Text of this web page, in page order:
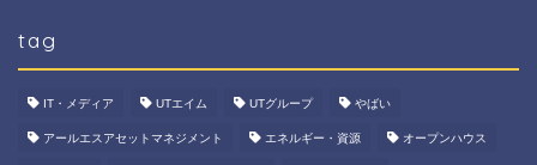
tag
IT・メディア UTエイム UTグループ やばい
アールエスアセットマネジメント エネルギー・資源 オープンハウス